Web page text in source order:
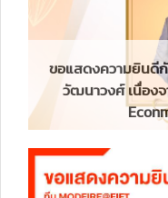
ขอแสดงความยินดี
วัฒนาวงศ์ เนื่องจ